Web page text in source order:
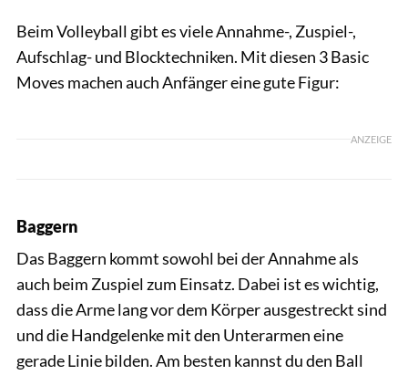
Beim Volleyball gibt es viele Annahme-, Zuspiel-,
Aufschlag- und Blocktechniken. Mit diesen 3 Basic
Moves machen auch Anfänger eine gute Figur:
ANZEIGE
Baggern
Das Baggern kommt sowohl bei der Annahme als
auch beim Zuspiel zum Einsatz. Dabei ist es wichtig,
dass die Arme lang vor dem Körper ausgestreckt sind
und die Handgelenke mit den Unterarmen eine
gerade Linie bilden. Am besten kannst du den Ball